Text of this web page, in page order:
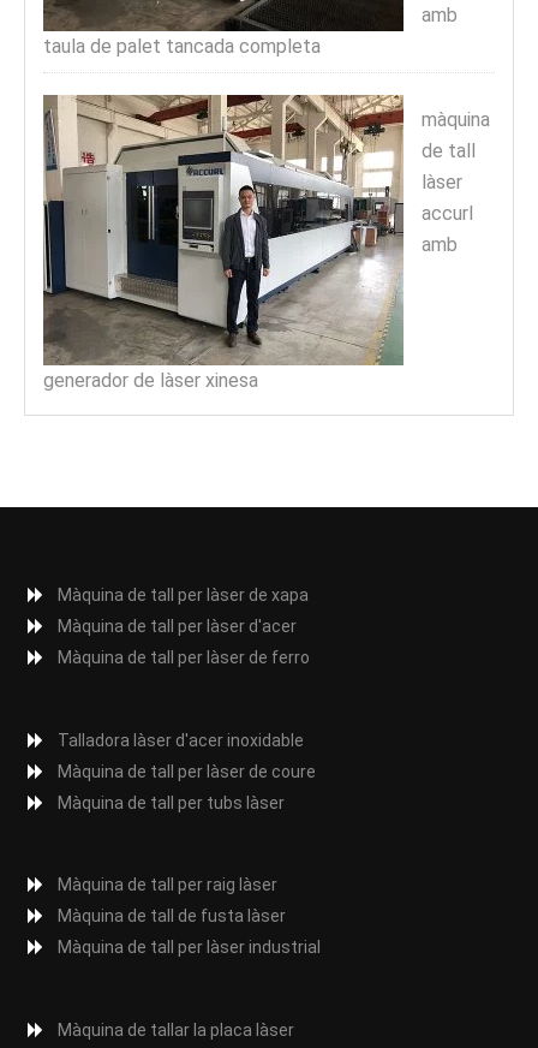
amb
taula de palet tancada completa
màquina
de tall
làser
accurl
amb
generador de làser xinesa
Màquina de tall per làser de xapa
Màquina de tall per làser d'acer
Màquina de tall per làser de ferro
Talladora làser d'acer inoxidable
Màquina de tall per làser de coure
Màquina de tall per tubs làser
Màquina de tall per raig làser
Màquina de tall de fusta làser
Màquina de tall per làser industrial
Màquina de tallar la placa làser